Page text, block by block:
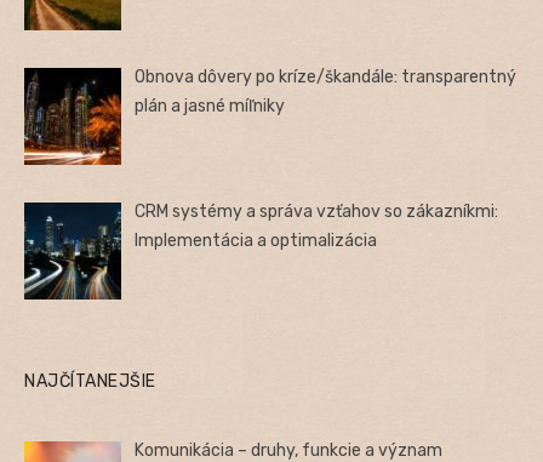
Obnova dôvery po kríze/škandále: transparentný
plán a jasné míľniky
CRM systémy a správa vzťahov so zákazníkmi:
Implementácia a optimalizácia
NAJČÍTANEJŠIE
Komunikácia – druhy, funkcie a význam